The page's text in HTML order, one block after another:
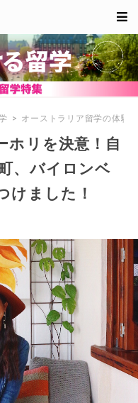
オーストラリア留学の体験
ホリを決意！自
、バイロンベ
けました！